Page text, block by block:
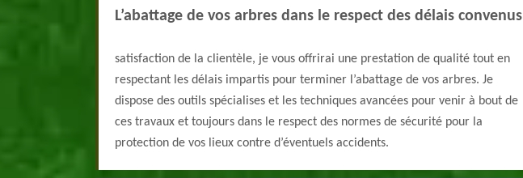
L’abattage de vos arbres dans le respect des délais convenus
satisfaction de la clientèle, je vous offrirai une prestation de qualité tout en
respectant les délais impartis pour terminer l’abattage de vos arbres. Je
dispose des outils spécialises et les techniques avancées pour venir à bout de
ces travaux et toujours dans le respect des normes de sécurité pour la
protection de vos lieux contre d’éventuels accidents.